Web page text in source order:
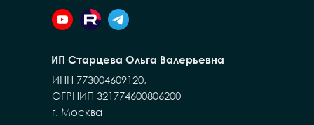
ИНН 773004609120,
ОГРНИП 321774600806200
г. Москва
ИП Старцева Ольга Валерьевна